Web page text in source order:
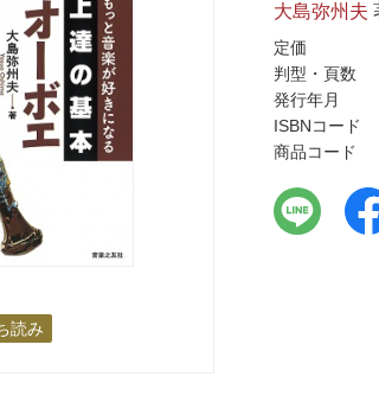
読み
大島弥州夫
定価
判型・頁数
発行年月
ISBNコード
商品コード